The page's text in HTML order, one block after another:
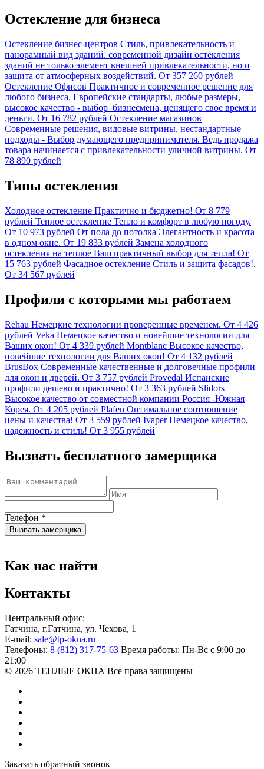
Остекление для бизнеса
Остекление бизнес-центров Стиль, привлекательность и
панорамный вид зданий. современной дизайн остекления
зданий не только элемент внешней привлекательности, но и
защита от атмосферных воздействий. От 357 260 рублей
Остекление Офисов Практичное и современное решение для
любого бизнеса. Европейские стандарты, любые размеры,
высокое качество - выбор бизнесмена, ценящего свое время и
деньги. От 16 782 рублей Остекление магазинов
Современные решения, видовые витрины, нестандартные
подходы - Выбор думающего предпринимателя. Ведь продажа
товара начинается с привлекательности уличной витрины. От
78 890 рублей
Типы остекления
Холодное остекление Практично и бюджетно! От 8 779
рублей Теплое остекление Тепло и комфорт в любую погоду.
От 10 973 рублей От пола до потолка Элегантность и красота
в одном окне. От 19 833 рублей Замена холодного
остекления на теплое Ваш практичный выбор для тепла! От
15 763 рублей Фасадное остекление Стиль и защита фасадов!.
От 34 567 рублей
Профили с которыми мы работаем
Rehau Немецкие технологии проверенные временем. От 4 426
рублей Veka Немецкое качество и новейшие технологии для
Ваших окон! От 4 339 рублей Montblanc Высокое качество,
новейшие технологии для Ваших окон! От 4 132 рублей
BrusBox Современные качественные и долговечные профили
для окон и дверей. От 3 757 рублей Provedal Испанские
профили дешево и практично! От 3 363 рублей Slidors
Высокое качество от совместной компании Россия -Южная
Корея. От 4 205 рублей Plafen Оптимальное соотношение
цены и качества! От 3 559 рублей IvaperНемецкое качество,
надежность и стиль! От 3 955 рублей
Вызвать бесплатного замерщика
Телефон *
Вызвать замерщика
Как нас найти
Контакты
Центральный офис:
Гатчина, г.Гатчина, ул. Чехова, 1
E-mail: sale@tp-okna.ru
Телефоны: 8 (812) 317-75-63 Время работы: Пн-Вс с 9:00 до
21:00
© 2026 ТЕПЛЫЕ ОКНА Все права защищены
Заказать обратный звонок